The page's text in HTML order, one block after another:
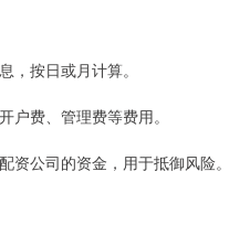
，按日或月计算。
户费、管理费等费用。
资公司的资金，用于抵御风险。